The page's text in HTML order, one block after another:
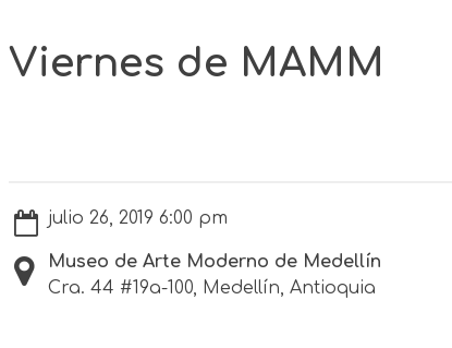
Viernes de MAMM
julio 26, 2019 6:00 pm
Museo de Arte Moderno de Medellín
Cra. 44 #19a-100, Medellín, Antioquia